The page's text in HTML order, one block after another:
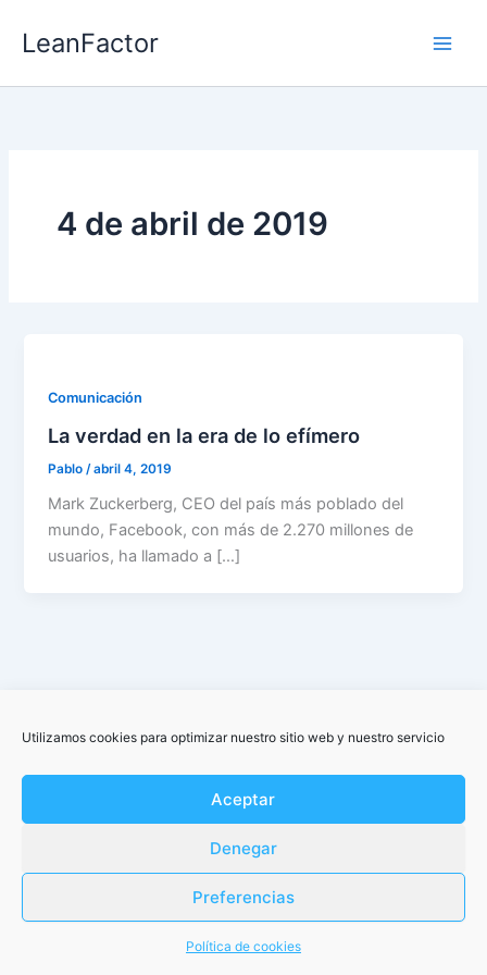
Utilizamos cookies para optimizar nuestro sitio web y nuestro servicio
Aceptar
Denegar
Preferencias
Política de cookies
LeanFactor
4 de abril de 2019
Comunicación
La verdad en la era de lo efímero
Pablo /abril 4, 2019
Mark Zuckerberg, CEO del país más poblado del
mundo, Facebook, con más de 2.270 millones de
usuarios, ha llamado a […]
Copyright © 2026 LeanFactor | Powered by
WordPress